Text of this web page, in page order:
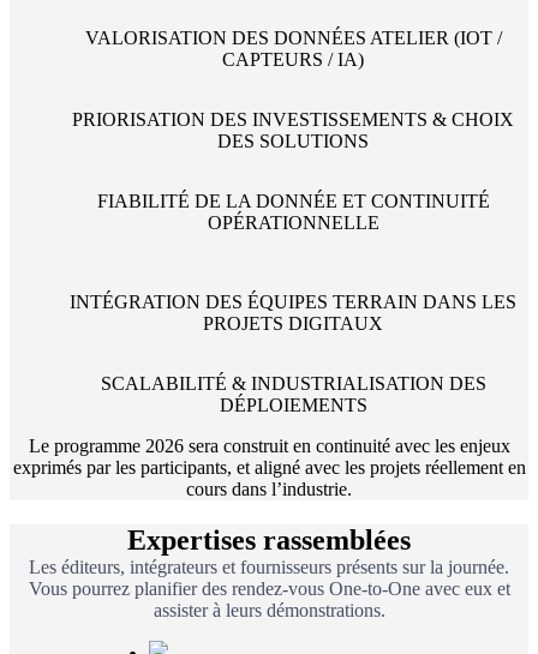
VALORISATION DES DONNÉES ATELIER (IOT /
CAPTEURS / IA)
PRIORISATION DES INVESTISSEMENTS & CHOIX
DES SOLUTIONS
FIABILITÉ DE LA DONNÉE ET CONTINUITÉ
OPÉRATIONNELLE
INTÉGRATION DES ÉQUIPES TERRAIN DANS LES
PROJETS DIGITAUX
SCALABILITÉ & INDUSTRIALISATION DES
DÉPLOIEMENTS
Le programme 2026 sera construit en continuité avec les enjeux
exprimés par les participants, et aligné avec les projets réellement en
cours dans l’industrie.
Expertises rassemblées
Les éditeurs, intégrateurs et fournisseurs présents sur la journée.
Vous pourrez planifier des rendez-vous One-to-One avec eux et
assister à leurs démonstrations.